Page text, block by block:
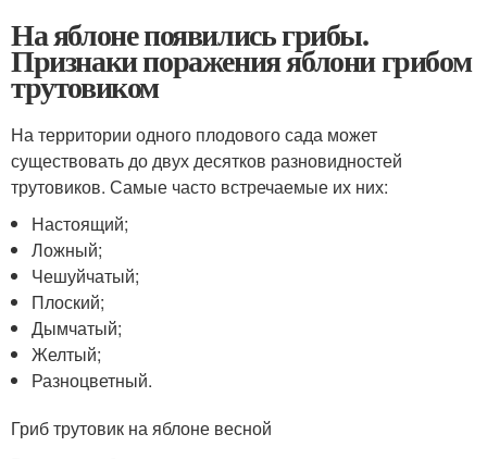
На яблоне появились грибы.
Признаки поражения яблони грибом
трутовиком
На территории одного плодового сада может
существовать до двух десятков разновидностей
трутовиков. Самые часто встречаемые их них:
Настоящий;
Ложный;
Чешуйчатый;
Плоский;
Дымчатый;
Желтый;
Разноцветный.
Гриб трутовик на яблоне весной